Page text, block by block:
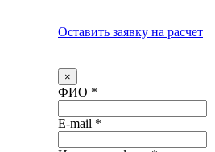
Оставить заявку на расчет
×
ФИО *
E-mail *